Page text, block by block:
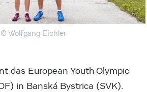
© Wolfgang Eichler
das European Youth Olympic
in Banská Bystrica (SVK).